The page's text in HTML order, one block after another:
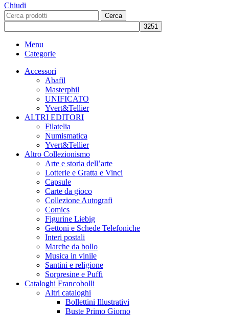
Chiudi
Cerca
Menu
Categorie
Accessori
Abafil
Masterphil
UNIFICATO
Yvert&Tellier
ALTRI EDITORI
Filatelia
Numismatica
Yvert&Tellier
Altro Collezionismo
Arte e storia dell’arte
Lotterie e Gratta e Vinci
Capsule
Carte da gioco
Collezione Autografi
Comics
Figurine Liebig
Gettoni e Schede Telefoniche
Interi postali
Marche da bollo
Musica in vinile
Santini e religione
Sorpresine e Puffi
Cataloghi Francobolli
Altri cataloghi
Bollettini Illustrativi
Buste Primo Giorno